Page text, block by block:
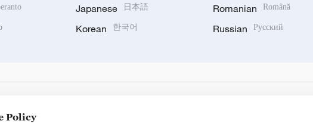
Japanese 日本語
Korean 한국어
Romanian Română
Russian Русский
Policy